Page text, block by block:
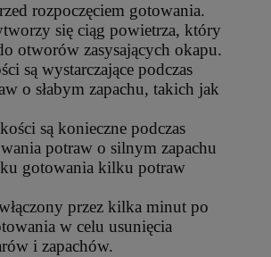
rozpoczęciem gotowania.
się ciąg powietrza, który
otworów zasysających okapu.
są wystarczające podczas
o słabym zapachu, takich jak
są konieczne podczas
potraw o silnym zapachu
gotowania kilku potraw
przez kilka minut po
w celu usunięcia
i zapachów.